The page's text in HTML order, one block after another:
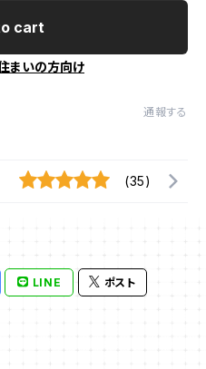
cart
まいの方向け
通報する
(35)
LINE ポスト